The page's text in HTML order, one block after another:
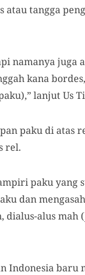
atau tangga
namanya juga
kana
lanjut Us
paku di atas
rel.
paku yang
dan
dialus-alus mah
Indonesia baru